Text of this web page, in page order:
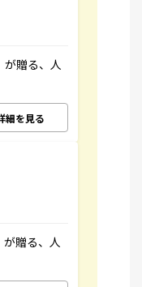
が贈る、人
細を見る
贈る、人